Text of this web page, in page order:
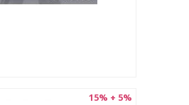
15% + 5%